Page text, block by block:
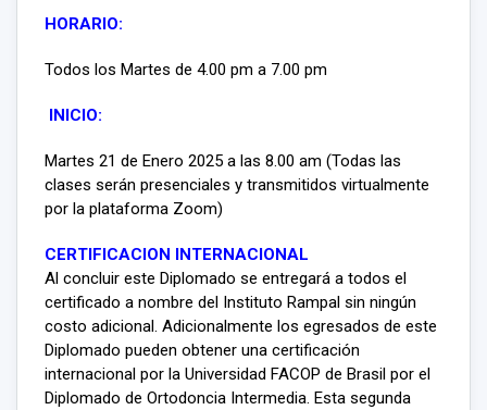
HORARIO:
Todos los Martes de 4.00 pm a 7.00 pm
INICIO:
Martes 21 de Enero 2025 a las 8.00 am (Todas las
clases serán presenciales y transmitidos virtualmente
por la plataforma Zoom)
CERTIFICACION INTERNACIONAL
Al concluir este Diplomado se entregará a todos el
certificado a nombre del Instituto Rampal sin ningún
costo adicional. Adicionalmente los egresados de este
Diplomado pueden obtener una certificación
internacional por la Universidad FACOP de Brasil por el
Diplomado de Ortodoncia Intermedia. Esta segunda